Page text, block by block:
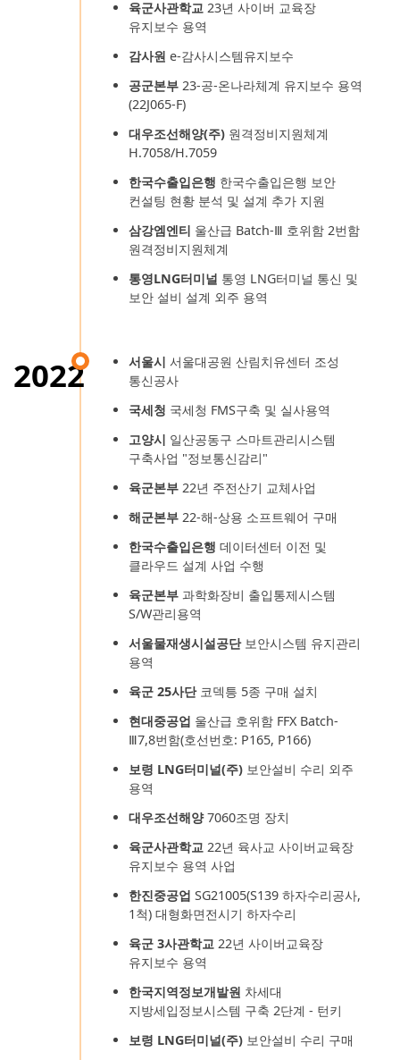
육군사관학교23년 사이버 교육장
유지보수 용역
감사원 e-감사시스템유지보수
공군본부23-공-온나라체계 유지보수 용역
(22J065-F)
대우조선해양(주)원격정비지원체계
H.7058/H.7059
한국수출입은행 한국수출입은행 보안
컨설팅 현황 분석 및 설계 추가 지원
삼강엠엔티 울산급 Batch-Ⅲ 호위함 2번함
원격정비지원체계
통영LNG터미널 통영 LNG터미널 통신 및
보안 설비 설계 외주 용역
2022 서울시 서울대공원 산림치유센터 조성
통신공사
국세청 국세청 FMS구축 및 실사용역
고양시 일산공동구 스마트관리시스템
구축사업 "정보통신감리"
육군본부22년 주전산기 교체사업
해군본부22-해-상용 소프트웨어 구매
한국수출입은행 데이터센터 이전 및
클라우드 설계 사업 수행
육군본부과학화장비 출입통제시스템
S/W관리용역
서울물재생시설공단보안시스템 유지관리
용역
육군 25사단코덱틍 5종 구매 설치
현대중공업 울산급 호위함 FFX Batch-
Ⅲ7,8번함(호선번호: P165, P166)
보령 LNG터미널(주)보안설비 수리 외주
용역
대우조선해양7060조명 장치
육군사관학교22년 육사교 사이버교육장
유지보수 용역 사업
한진중공업 SG21005(S139 하자수리공사,
1척) 대형화면전시기 하자수리
육군 3사관학교22년 사이버교육장
유지보수 용역
한국지역정보개발원 차세대
지방세입정보시스템 구축 2단계 - 턴키
보령 LNG터미널(주)보안설비 수리 구매